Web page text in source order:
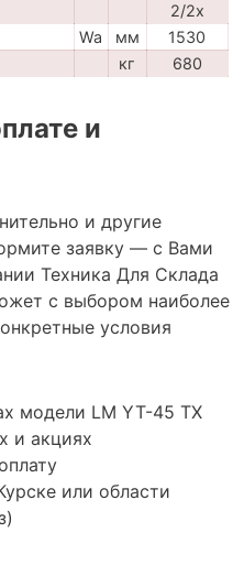
2/2x
Wa мм
1530
кг 680
и
и другие
заявку — с Вами
Техника Для Склада
с выбором наиболее
условия
модели LM YT-45 TX
и акциях
или области